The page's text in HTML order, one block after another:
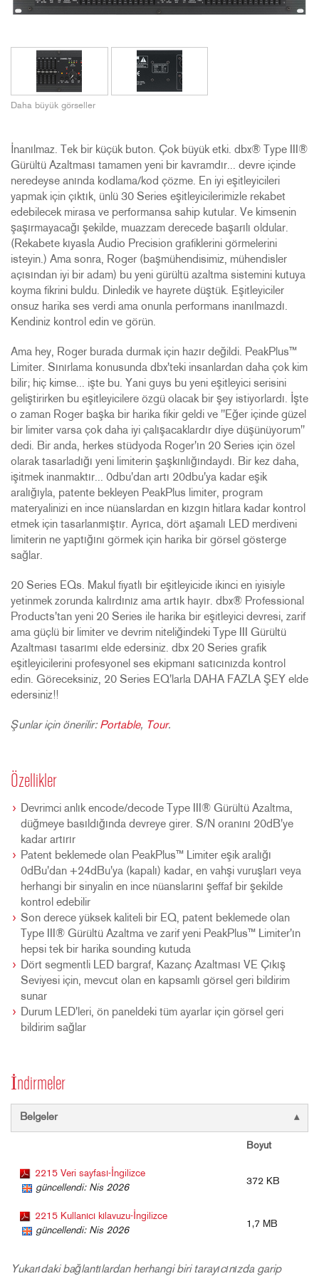
Daha büyük görseller
İnanılmaz. Tek bir küçük buton. Çok büyük etki. dbx® Type III®
Gürültü Azaltması tamamen yeni bir kavramdır... devre içinde
neredeyse anında kodlama/kod çözme. En iyi eşitleyicileri
yapmak için çıktık, ünlü 30 Series eşitleyicilerimizle rekabet
edebilecek mirasa ve performansa sahip kutular. Ve kimsenin
şaşırmayacağı şekilde, muazzam derecede başarılı oldular.
(Rekabete kıyasla Audio Precision grafiklerini görmelerini
isteyin.) Ama sonra, Roger (başmühendisimiz, mühendisler
açısından iyi bir adam) bu yeni gürültü azaltma sistemini kutuya
koyma fikrini buldu. Dinledik ve hayrete düştük. Eşitleyiciler
onsuz harika ses verdi ama onunla performans inanılmazdı.
Kendiniz kontrol edin ve görün.
Ama hey, Roger burada durmak için hazır değildi. PeakPlus™
Limiter. Sınırlama konusunda dbx'teki insanlardan daha çok kim
bilir; hiç kimse... işte bu. Yani guys bu yeni eşitleyici serisini
geliştirirken bu eşitleyicilere özgü olacak bir şey istiyorlardı. İşte
o zaman Roger başka bir harika fikir geldi ve "Eğer içinde güzel
bir limiter varsa çok daha iyi çalışacaklardır diye düşünüyorum"
dedi. Bir anda, herkes stüdyoda Roger'ın 20 Series için özel
olarak tasarladığı yeni limiterin şaşkınlığındaydı. Bir kez daha,
işitmek inanmaktır... 0dbu'dan artı 20dbu'ya kadar eşik
aralığıyla, patente bekleyen PeakPlus limiter, program
materyalinizi en ince nüanslardan en kızgın hitlara kadar kontrol
etmek için tasarlanmıştır. Ayrıca, dört aşamalı LED merdiveni
limiterin ne yaptığını görmek için harika bir görsel gösterge
sağlar.
20 Series EQs. Makul fiyatlı bir eşitleyicide ikinci en iyisiyle
yetinmek zorunda kalırdınız ama artık hayır. dbx® Professional
Products'tan yeni 20 Series ile harika bir eşitleyici devresi, zarif
ama güçlü bir limiter ve devrim niteliğindeki Type III Gürültü
Azaltması tasarımı elde edersiniz. dbx 20 Series grafik
eşitleyicilerini profesyonel ses ekipmanı satıcınızda kontrol
edin. Göreceksiniz, 20 Series EQ'larla DAHA FAZLA ŞEY elde
edersiniz!!
Şunlar için önerilir: Portable, Tour.
Özellikler
Devrimci anlık encode/decode Type III® Gürültü Azaltma,
düğmeye basıldığında devreye girer. S/N oranını 20dB'ye
kadar artırır
Patent beklemede olan PeakPlus™ Limiter eşik aralığı
0dBu'dan +24dBu'ya (kapalı) kadar, en vahşi vuruşları veya
herhangi bir sinyalin en ince nüanslarını şeffaf bir şekilde
kontrol edebilir
Son derece yüksek kaliteli bir EQ, patent beklemede olan
Type III® Gürültü Azaltma ve zarif yeni PeakPlus™ Limiter'ın
hepsi tek bir harika sounding kutuda
Dört segmentli LED bargraf, Kazanç Azaltması VE Çıkış
Seviyesi için, mevcut olan en kapsamlı görsel geri bildirim
sunar
Durum LED'leri, ön paneldeki tüm ayarlar için görsel geri
bildirim sağlar
İndirmeler
Belgeler
Boyut
2215 Veri sayfası-İngilizce
güncellendi: Nis 2026
372 KB
2215 Kullanıcı kılavuzu-İngilizce
güncellendi: Nis 2026
1,7 MB
Yukarıdaki bağlantılardan herhangi biri tarayıcınızda garip